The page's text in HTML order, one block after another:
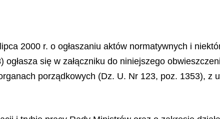
2000 r. o ogłaszaniu aktów normatywnych i
się w załączniku do niniejszego
porządkowych (Dz. U. Nr 123, poz. 1353), z